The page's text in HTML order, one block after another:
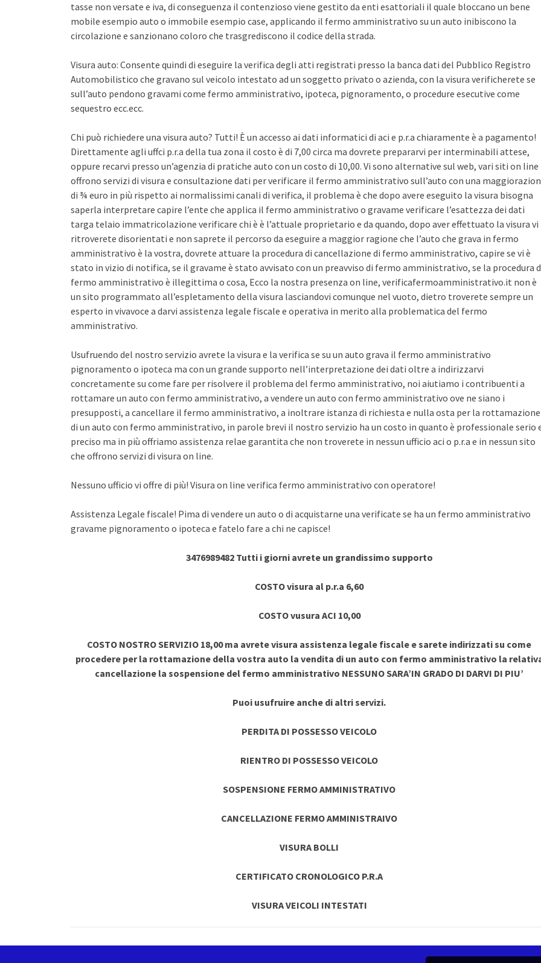
tasse non versate e iva, di conseguenza il contenzioso viene gestito da enti esattoriali il quale bloccano un bene
mobile esempio auto o immobile esempio case, applicando il fermo amministrativo su un auto inibiscono la
circolazione e sanzionano coloro che trasgrediscono il codice della strada.
Visura auto: Consente quindi di eseguire la verifica degli atti registrati presso la banca dati del Pubblico Registro
Automobilistico che gravano sul veicolo intestato ad un soggetto privato o azienda, con la visura verificherete se
sull’auto pendono gravami come fermo amministrativo, ipoteca, pignoramento, o procedure esecutive come
sequestro ecc.ecc.
Chi può richiedere una visura auto? Tutti! È un accesso ai dati informatici di aci e p.r.a chiaramente è a pagamento!
Direttamente agli uffci p.r.a della tua zona il costo è di 7,00 circa ma dovrete prepararvi per interminabili attese,
oppure recarvi presso un’agenzia di pratiche auto con un costo di 10,00. Vi sono alternative sul web, vari siti on line
offrono servizi di visura e consultazione dati per verificare il fermo amministrativo sull’auto con una
di ¾ euro in più rispetto ai normalissimi canali di verifica, il problema è che dopo avere eseguito la visura bisogna
saperla interpretare capire l’ente che applica il fermo amministrativo o gravame verificare l’esattezza dei dati
targa telaio immatricolazione verificare chi è è l’attuale proprietario e da quando, dopo aver effettuato la visura vi
ritroverete disorientati e non saprete il percorso da eseguire a maggior ragione che l’auto che grava in fermo
amministrativo è la vostra, dovrete attuare la procedura di cancellazione di fermo amministrativo, capire se vi è
stato in vizio di notifica, se il gravame è stato avvisato con un preavviso di fermo amministrativo, se la procedura
fermo amministrativo è illegittima o cosa, Ecco la nostra presenza on line, verificafermoamministrativo.it non è
un sito programmato all’espletamento della visura lasciandovi comunque nel vuoto, dietro troverete sempre un
esperto in vivavoce a darvi assistenza legale fiscale e operativa in merito alla problematica del fermo
amministrativo.
Usufruendo del nostro servizio avrete la visura e la verifica se su un auto grava il fermo amministrativo
pignoramento o ipoteca ma con un grande supporto nell’interpretazione dei dati oltre a indirizzarvi
concretamente su come fare per risolvere il problema del fermo amministrativo, noi aiutiamo i contribuenti a
rottamare un auto con fermo amministrativo, a vendere un auto con fermo amministrativo ove ne siano i
presupposti, a cancellare il fermo amministrativo, a inoltrare istanza di richiesta e nulla osta per la rottamazione
di un auto con fermo amministrativo, in parole brevi il nostro servizio ha un costo in quanto è professionale serio
preciso ma in più offriamo assistenza relae garantita che non troverete in nessun ufficio aci o p.r.a e in nessun sito
che offrono servizi di visura on line.
Nessuno ufficio vi offre di più! Visura on line verifica fermo amministrativo con operatore!
Assistenza Legale fiscale! Pima di vendere un auto o di acquistarne una verificate se ha un fermo amministrativo
gravame pignoramento o ipoteca e fatelo fare a chi ne capisce!
3476989482 Tutti i giorni avrete un grandissimo supporto
COSTO visura al p.r.a 6,60
COSTO vusura ACI 10,00
COSTO NOSTRO SERVIZIO 18,00 ma avrete visura assistenza legale fiscale e sarete indirizzati su come
procedere per la rottamazione della vostra auto la vendita di un auto con fermo amministrativo la
cancellazione la sospensione del fermo amministrativo NESSUNO SARA’IN GRADO DI DARVI DI PIU’
Puoi usufruire anche di altri servizi.
PERDITA DI POSSESSO VEICOLO
RIENTRO DI POSSESSO VEICOLO
SOSPENSIONE FERMO AMMINISTRATIVO
CANCELLAZIONE FERMO AMMINISTRAIVO
VISURA BOLLI
CERTIFICATO CRONOLOGICO P.R.A
VISURA VEICOLI INTESTATI